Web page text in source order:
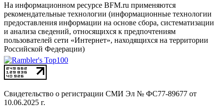
На информационном ресурсе BFM.ru применяются
рекомендательные технологии (информационные технологии
предоставления информации на основе сбора, систематизации
и анализа сведений, относящихся к предпочтениям
пользователей сети «Интернет», находящихся на территории
Российской Федерации)
Свидетельство о регистрации СМИ Эл № ФС77-89677 от
10.06.2025 г.